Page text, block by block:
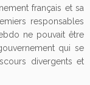
français et sa
responsables
ne pouvait être
qui se
divergents et